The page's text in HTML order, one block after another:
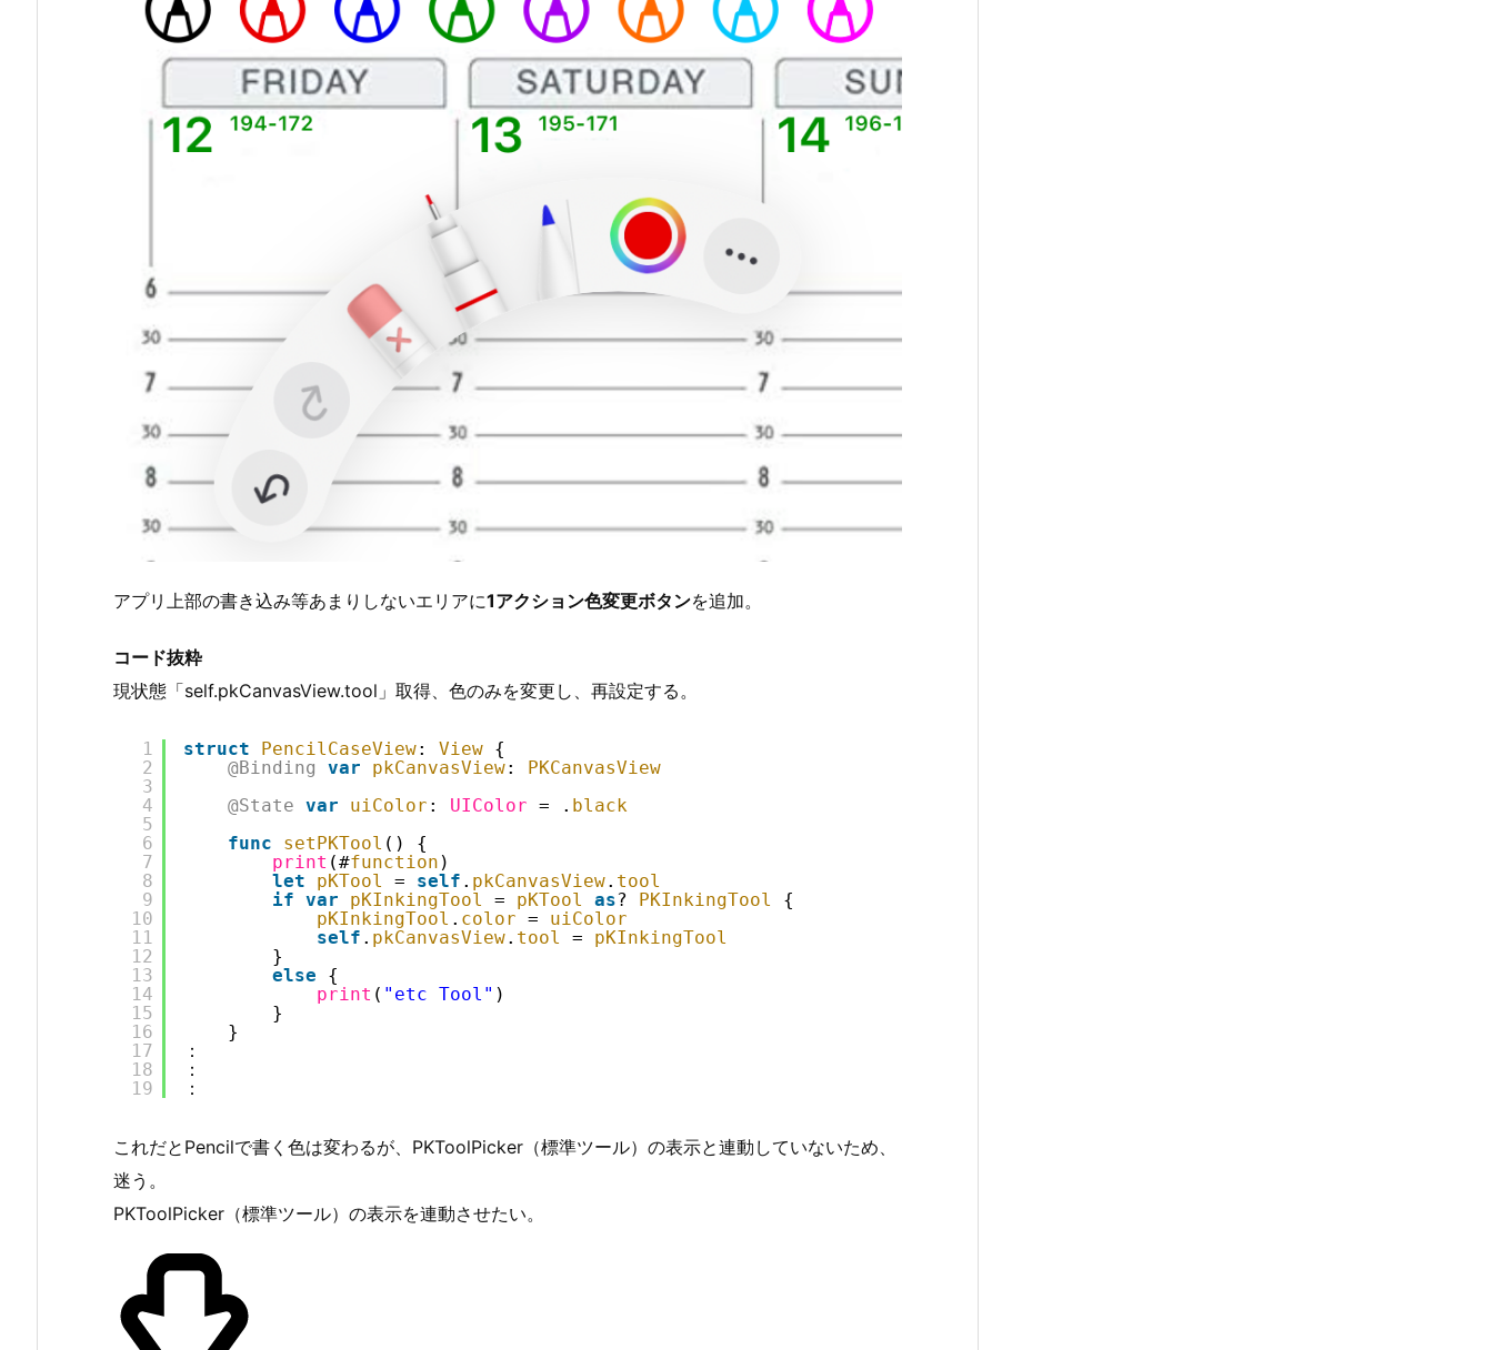
アプリ上部の書き込み等あまりしないエリアに1アクション色変更ボタンを追加。
コード抜粋
現状態「self.pkCanvasView.tool」取得、色のみを変更し、再設定する。
1
2
3
4
5
6
7
8
9
10
11
12
13
14
15
16
17
18
19
struct PencilCaseView: View {
@Binding
var pkCanvasView: PKCanvasView
@State var uiColor : UIColor = . black
func
setPKTool () {
print (#function )
let
pKTool = self . pkCanvasView. tool
if var pKInkingTool = pKTool as? PKInkingTool
{
pKInkingTool . color = uiColor
self . pkCanvasView. tool = pKInkingTool
}
else
{
print ( "etc Tool" )
}
}
：
：
：
これだとPencilで書く色は変わるが、PKToolPicker（標準ツール）の表示と連動していないため、
迷う。
PKToolPicker（標準ツール）の表示を連動させたい。